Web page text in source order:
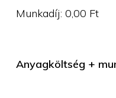
Munkadíj:0,00 Ft
Anyagköltség +